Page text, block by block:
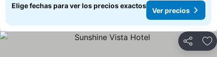
Elige fechas para ver los precios exactos
Ver precios
Compartir